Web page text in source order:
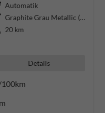
Automatik
Graphite Grau Metallic (5X)
20 km
Details